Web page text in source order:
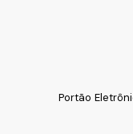
Portão